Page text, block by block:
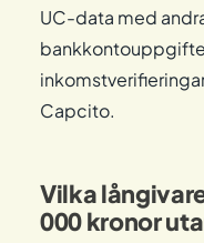
UC-data med
Capcito.
Vilka
000 kronor